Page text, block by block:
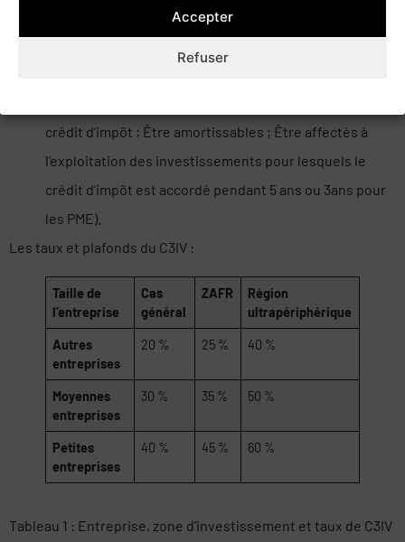
Accepter
Refuser
conditions cumulatives (etre inscrits à l’actif du bilan de
crédit d’impôt ; Être amortissables ; Être affectés à
l’exploitation des investissements pour lesquels le
crédit d’impôt est accordé pendant 5 ans ou 3ans pour
les PME).
Les taux et plafonds du C3IV :
Taille de
l’entreprise
Cas
général
ZAFR
Région
ultrapériphérique
Autres
entreprises
20 % 25 % 40 %
Moyennes
entreprises
30 % 35 % 50 %
Petites
entreprises
40 % 45 % 60 %
Tableau 1 : Entreprise, zone d’investissement et taux de C3IV